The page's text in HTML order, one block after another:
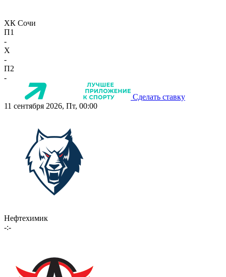
ХК Сочи
П1
-
X
-
П2
-
Сделать ставку
11 сентября 2026, Пт, 00:00
Нефтехимик
-:-